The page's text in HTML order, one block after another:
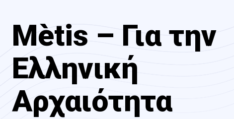
Mètis – Για την
Ελληνική
Αρχαιότητα